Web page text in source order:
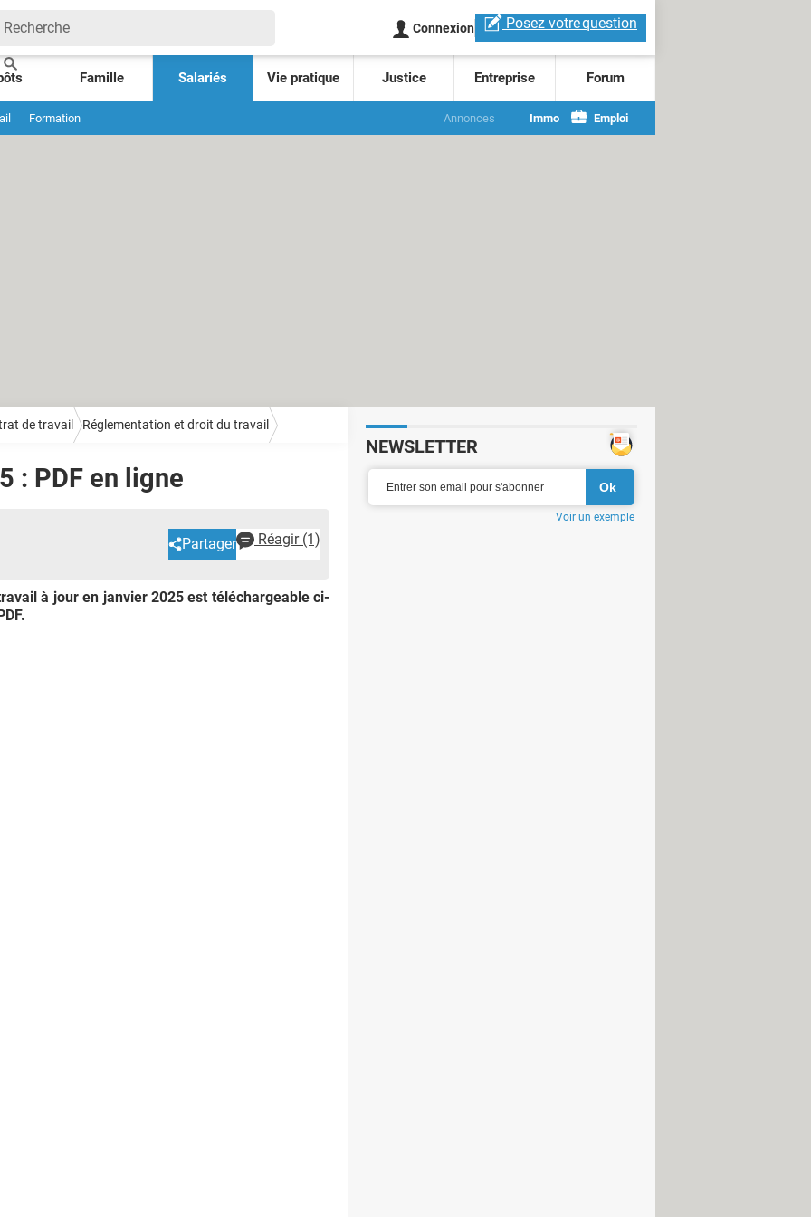
Connexion Posez votrequestion
Famille Salariés Vie pratique Justice Entreprise Forum
Formation Annonces Immo Emploi
de travail Réglementation et droit du travail
: PDF en ligne
Partager Réagir (1)
à jour en janvier 2025 est téléchargeable ci-
NEWSLETTER
Voir un exemple